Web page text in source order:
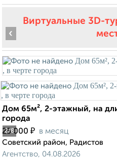
Виртуальные 3D-
2/8
‹
Дом 65м², 2-этажный, на
города
25 000 ₽ в месяц
Советский район, Радистов
Агентство, 04.08.2026